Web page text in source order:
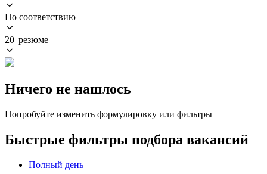
По соответствию
20 резюме
Ничего не нашлось
Попробуйте изменить формулировку или фильтры
Быстрые фильтры подбора вакансий
Полный день